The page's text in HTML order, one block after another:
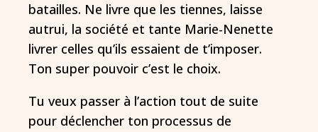
batailles. Ne livre que les tiennes, laisse
autrui, la société et tante Marie-Nenette
livrer celles qu’ils essaient de t’imposer.
Ton super pouvoir c’est le choix.
Tu veux passer à l’action tout de suite
pour déclencher ton processus de